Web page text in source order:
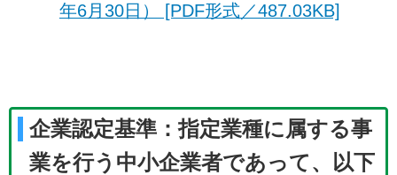
年6月30日） [PDF形式／487.03KB]
企業認定基準：指定業種に属する事
業を行う中小企業者であって、以下